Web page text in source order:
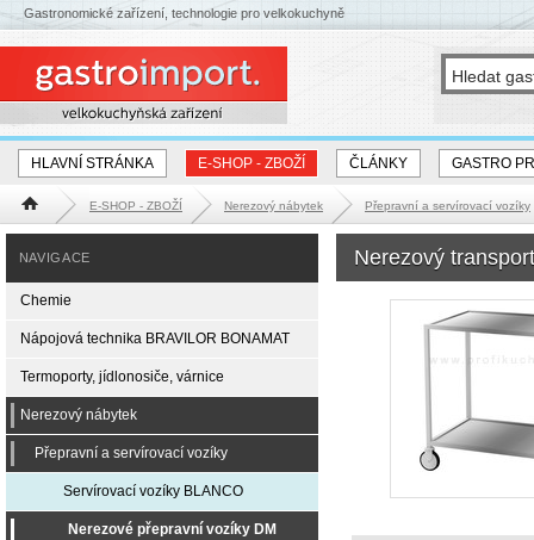
HLAVNÍ STRÁNKA E-SHOP - ZBOŽÍ ČLÁNKY GASTRO
Hlavní stránka E-SHOP - ZBOŽÍ Nerezový nábytek Přepravní a servírovací vozíky
Nerezový
NAVIGACE
Chemie
Nápojová technika BRAVILOR BONAMAT
Termoporty, jídlonosiče, várnice
Nerezový nábytek
Přepravní a servírovací vozíky
Servírovací vozíky BLANCO
Nerezové přepravní vozíky DM
Gastronomické zařízení, technologie pro velkokuchyně